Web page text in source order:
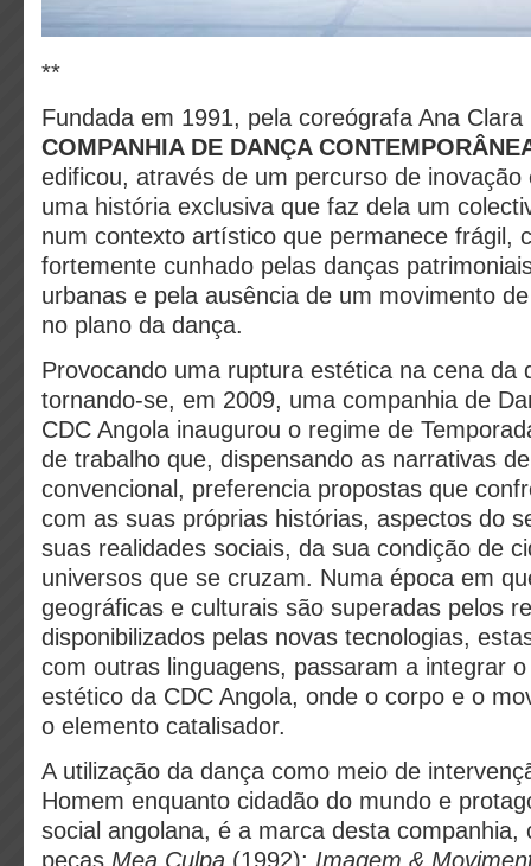
**
Fundada em 1991, pela coreógrafa Ana
COMPANHIA DE DANÇA C
edificou, através de um percurso de inovação
uma história exclusiva que faz dela um
num contexto artístico que permanece frágil,
fortemente cunhado pelas danças
urbanas e pela ausência de um movimento
no plano da dança.
Provocando uma ruptura estética na cena da
tornando-se, em 2009, uma companhia de
CDC Angola inaugurou o regime de
de trabalho que, dispensando as narrativas
convencional, preferencia propostas que
com as suas próprias histórias, aspectos do
suas realidades sociais, da sua condição de
universos que se cruzam. Numa época em
geográficas e culturais são superadas pelos
disponibilizados pelas novas tecnologias,
com outras linguagens, passaram a integrar
estético da CDC Angola, onde o corpo e o
o elemento catalisador.
A utilização da dança como meio de
Homem enquanto cidadão do mundo e
social angolana, é a marca desta companhia,
peças Mea Culpa (1992); Imagem &